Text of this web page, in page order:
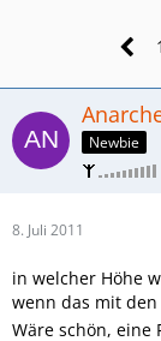
1
Newbie
8. Juli 2011
in welcher Höhe
wenn das mit
Wäre schön, eine